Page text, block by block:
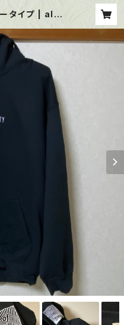
タイプ | alt o